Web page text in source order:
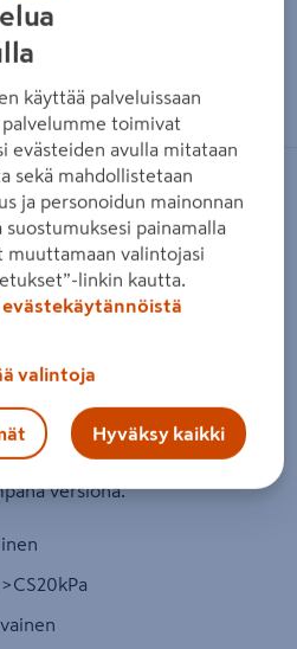
by Timberwise
lakattu
joka haluat lattiaasi taattua
kevyempänä, parkettilautaa
versiona.
käyttää palveluissaan
toimivat
evästeiden avulla mitataan
sekä mahdollistetaan
ja personoidun mainonnan
painamalla
muuttamaan valintojasi
linkin kautta.
valintoja
Hyväksy kaikki